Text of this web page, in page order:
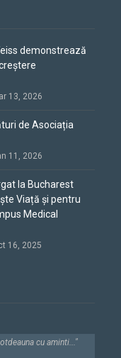
demonstrează
13, 2026
de Asociația
11, 2026
la Bucharest
Viață și pentru
Medical
16, 2025
cu aminti..."